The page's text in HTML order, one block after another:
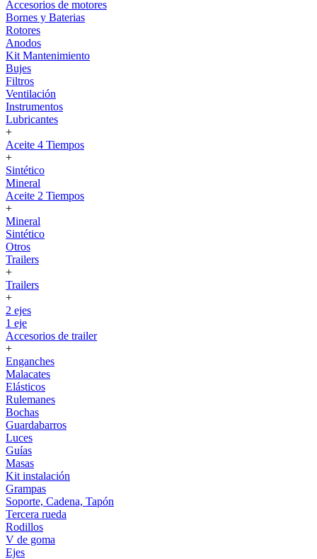
Accesorios de motores
Bornes y Baterias
Rotores
Anodos
Kit Mantenimiento
Bujes
Filtros
Ventilación
Instrumentos
Lubricantes
+
Aceite 4 Tiempos
+
Sintético
Mineral
Aceite 2 Tiempos
+
Mineral
Sintético
Otros
Trailers
+
Trailers
+
2 ejes
1 eje
Accesorios de trailer
+
Enganches
Malacates
Elásticos
Rulemanes
Bochas
Guardabarros
Luces
Guías
Masas
Kit instalación
Grampas
Soporte, Cadena, Tapón
Tercera rueda
Rodillos
V de goma
Ejes